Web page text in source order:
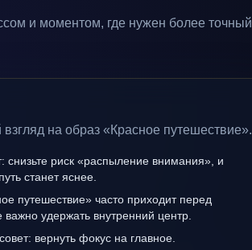
и моментом, где нужен более точный
взгляд на образ «Красное путешествие».
снизьте риск «распыление внимания», и
станет яснее.
путешествие» часто приходит перед
важно удержать внутренний центр.
вернуть фокус на главное.